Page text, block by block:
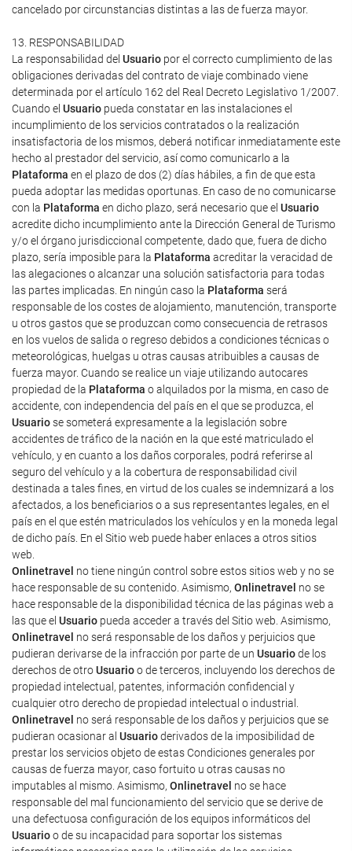
cancelado por circunstancias distintas a las de fuerza mayor.
13. RESPONSABILIDAD
La responsabilidad del Usuario por el correcto cumplimiento de las
obligaciones derivadas del contrato de viaje combinado viene
determinada por el artículo 162 del Real Decreto Legislativo 1/2007.
Cuando el Usuario pueda constatar en las instalaciones el
incumplimiento de los servicios contratados o la realización
insatisfactoria de los mismos, deberá notificar inmediatamente este
hecho al prestador del servicio, así como comunicarlo a la
Plataforma en el plazo de dos (2) días hábiles, a fin de que esta
pueda adoptar las medidas oportunas. En caso de no comunicarse
con la Plataforma en dicho plazo, será necesario que el Usuario
acredite dicho incumplimiento ante la Dirección General de Turismo
y/o el órgano jurisdiccional competente, dado que, fuera de dicho
plazo, sería imposible para la Plataforma acreditar la veracidad de
las alegaciones o alcanzar una solución satisfactoria para todas
las partes implicadas. En ningún caso la Plataforma será
responsable de los costes de alojamiento, manutención, transporte
u otros gastos que se produzcan como consecuencia de retrasos
en los vuelos de salida o regreso debidos a condiciones técnicas o
meteorológicas, huelgas u otras causas atribuibles a causas de
fuerza mayor. Cuando se realice un viaje utilizando autocares
propiedad de la Plataforma o alquilados por la misma, en caso de
accidente, con independencia del país en el que se produzca, el
Usuariose someterá expresamente a la legislación sobre
accidentes de tráfico de la nación en la que esté matriculado el
vehículo, y en cuanto a los daños corporales, podrá referirse al
seguro del vehículo y a la cobertura de responsabilidad civil
destinada a tales fines, en virtud de los cuales se indemnizará a los
afectados, a los beneficiarios o a sus representantes legales, en el
país en el que estén matriculados los vehículos y en la moneda legal
de dicho país. En el Sitio web puede haber enlaces a otros sitios
web.
Onlinetravel no tiene ningún control sobre estos sitios web y no se
hace responsable de su contenido. Asimismo, Onlinetravel no se
hace responsable de la disponibilidad técnica de las páginas web a
las que el Usuario pueda acceder a través del Sitio web. Asimismo,
Onlinetravel no será responsable de los daños y perjuicios que
pudieran derivarse de la infracción por parte de un Usuariode los
derechos de otroUsuarioo de terceros, incluyendo los derechos de
propiedad intelectual, patentes, información confidencial y
cualquier otro derecho de propiedad intelectual o industrial.
Onlinetravel no será responsable de los daños y perjuicios que se
pudieran ocasionar al Usuarioderivados de la imposibilidad de
prestar los servicios objeto de estas Condiciones generales por
causas de fuerza mayor, caso fortuito u otras causas no
imputables al mismo. Asimismo, Onlinetravel no se hace
responsable del mal funcionamiento del servicio que se derive de
una defectuosa configuración de los equipos informáticos del
Usuarioo de su incapacidad para soportar los sistemas